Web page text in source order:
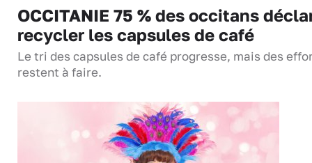
OCCITANIE 75 % des occitans
recycler les capsules de café
Le tri des capsules de café progresse, mais des
restent à faire.